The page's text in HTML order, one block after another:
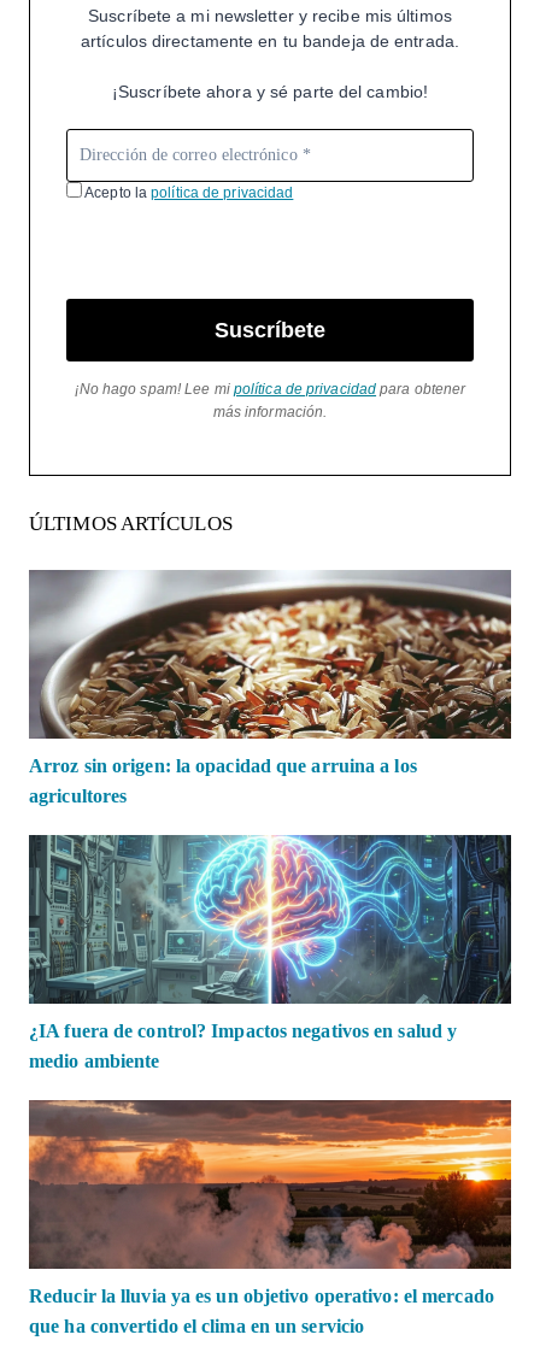
Suscríbete a mi newsletter y recibe mis últimos
artículos directamente en tu bandeja de entrada.
¡Suscríbete ahora y sé parte del cambio!
Acepto lapolítica de privacidad
Suscríbete
¡No hago spam! Lee mi política de privacidad para obtener
más información.
ÚLTIMOS ARTÍCULOS
Arroz sin origen: la opacidad que arruina a los
agricultores
¿IA fuera de control? Impactos negativos en salud y
medio ambiente
Reducir la lluvia ya es un objetivo operativo: el mercado
que ha convertido el clima en un servicio